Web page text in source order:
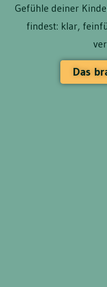
Gefühle deiner
findest: klar,
Das